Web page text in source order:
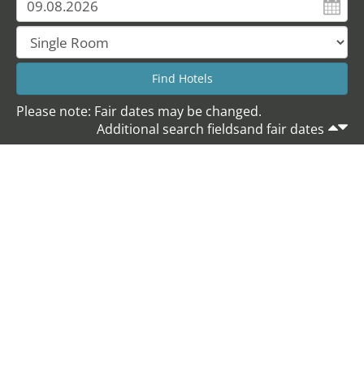
Please note: Fair dates may be changed.
Additional search fieldsand fair dates